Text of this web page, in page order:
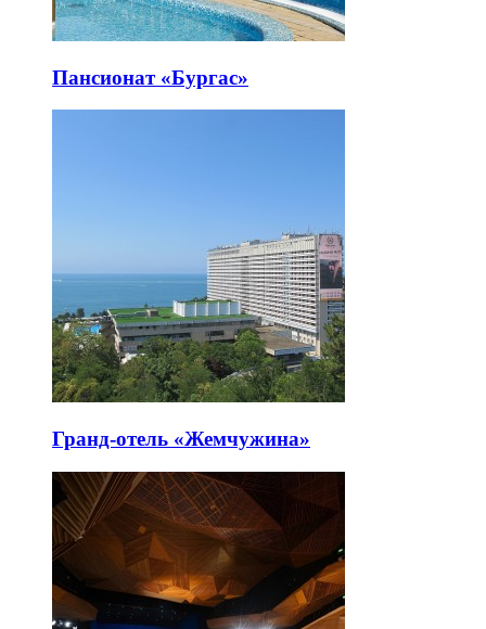
Пансионат «Бургас»
Гранд-отель «Жемчужина»